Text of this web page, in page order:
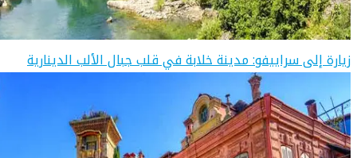
زيارة إلى سراييفو: مدينة خلابة في قلب جبال الألب الدينارية